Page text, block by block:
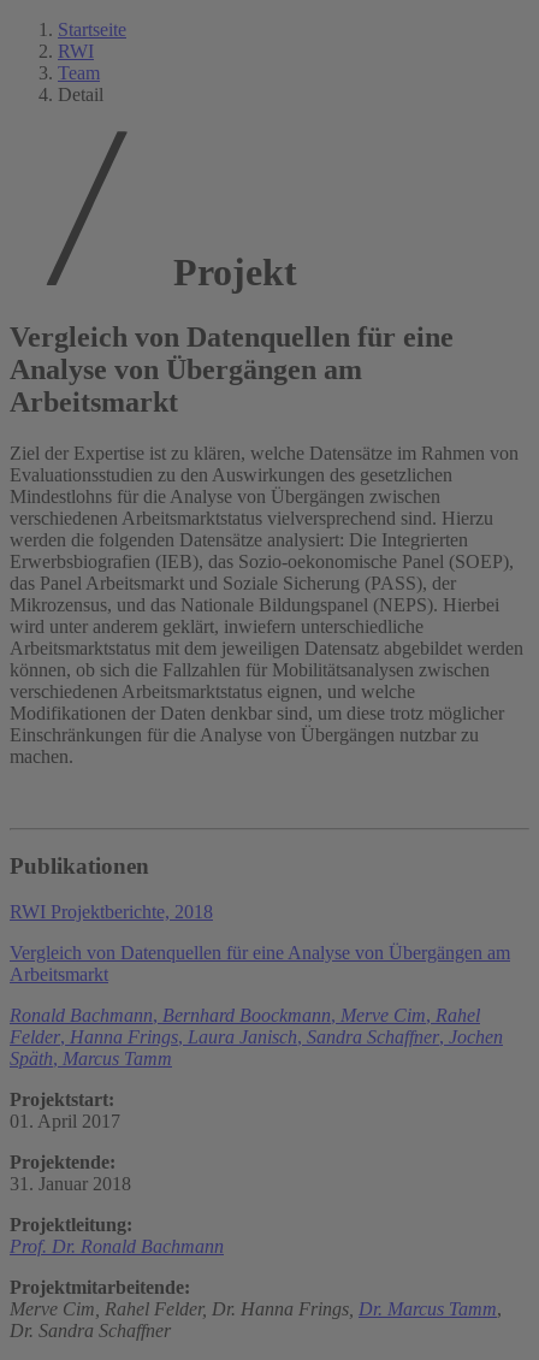
Startseite
RWI
Team
Detail
Projekt
Vergleich von Datenquellen für eine
Analyse von Übergängen am
Arbeitsmarkt
Ziel der Expertise ist zu klären, welche Datensätze im Rahmen von
Evaluationsstudien zu den Auswirkungen des gesetzlichen
Mindestlohns für die Analyse von Übergängen zwischen
verschiedenen Arbeitsmarktstatus vielversprechend sind. Hierzu
werden die folgenden Datensätze analysiert: Die Integrierten
Erwerbsbiografien (IEB), das Sozio-oekonomische Panel (SOEP),
das Panel Arbeitsmarkt und Soziale Sicherung (PASS), der
Mikrozensus, und das Nationale Bildungspanel (NEPS). Hierbei
wird unter anderem geklärt, inwiefern unterschiedliche
Arbeitsmarktstatus mit dem jeweiligen Datensatz abgebildet werden
können, ob sich die Fallzahlen für Mobilitätsanalysen zwischen
verschiedenen Arbeitsmarktstatus eignen, und welche
Modifikationen der Daten denkbar sind, um diese trotz möglicher
Einschränkungen für die Analyse von Übergängen nutzbar zu
machen.
Publikationen
RWI Projektberichte, 2018
Vergleich von Datenquellen für eine Analyse von Übergängen am
Arbeitsmarkt
Ronald Bachmann, Bernhard Boockmann, Merve Cim, Rahel
Felder, Hanna Frings, Laura Janisch, Sandra Schaffner, Jochen
Späth, Marcus Tamm
Projektstart:
01. April 2017
Projektende:
31. Januar 2018
Projektleitung:
Prof. Dr. Ronald Bachmann
Projektmitarbeitende:
Merve Cim, Rahel Felder, Dr. Hanna Frings, Dr. Marcus Tamm,
Dr. Sandra Schaffner